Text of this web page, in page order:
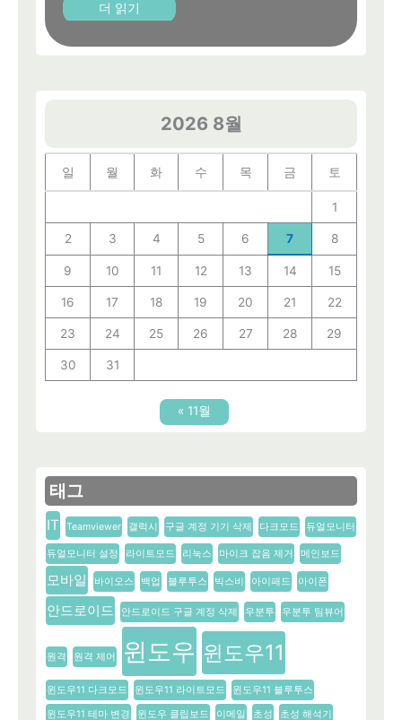
더 읽기
2026 8월
일 월 화 수 목 금 토
1
2 3 4 5 6 7 8
9 10 11 12 13 14 15
16 17 18 19 20 21 22
23 24 25 26 27 28 29
30 31
« 11월
태그
IT Teamviewer 갤럭시 구글 계정 기기 삭제 다크모드 듀얼모니터
듀얼모니터 설정 라이트모드 리눅스 마이크 잡음 제거 메인보드
모바일 바이오스 백업 블루투스 빅스비 아이패드 아이폰
안드로이드 안드로이드 구글 계정 삭제 우분투 우분투 팀뷰어
원격 원격 제어 윈도우 윈도우11
윈도우11 다크모드 윈도우11 라이트모드 윈도우11 블루투스
윈도우11 테마 변경 윈도우 클립보드 이메일 초성 초성 해석기